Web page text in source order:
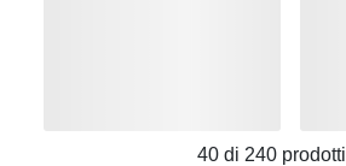
40di 240prodotti